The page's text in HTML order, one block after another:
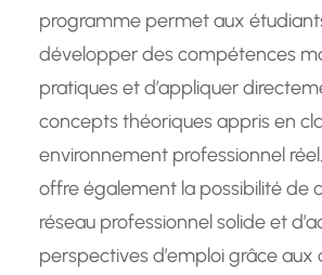
programme permet aux
développer des compétences
pratiques et d’appliquer
concepts théoriques appris en
environnement professionnel
offre également la possibilité de
réseau professionnel solide et
perspectives d’emploi grâce aux